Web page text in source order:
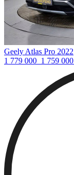
Geely Atlas Pro 2022
1 779 000 1 759 000